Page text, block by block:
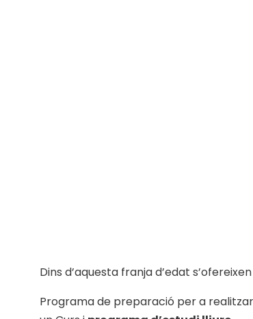
Dins d’aquesta franja d’edat
Programa de preparació per a